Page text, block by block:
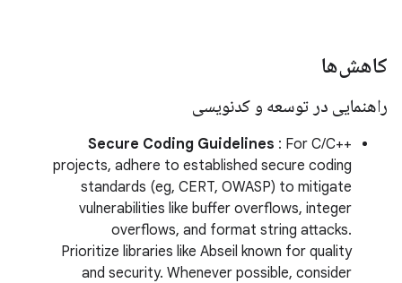
کاهش‌ها
راهنمایی در توسعه و کدنویسی
Secure Coding Guidelines : For C/C++
projects, adhere to established secure coding
standards (eg, CERT, OWASP) to mitigate
vulnerabilities like buffer overflows, integer
overflows, and format string attacks.
Prioritize libraries like Abseil known for quality
and security. Whenever possible, consider